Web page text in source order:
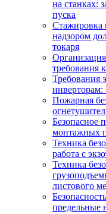
на станках:
пуска
Стажировка
надзором
токаря
требования
Требования
инверторам:
Пожарная
Безопасное
монтажных
Техника
работа с
Техника
листового
предельные